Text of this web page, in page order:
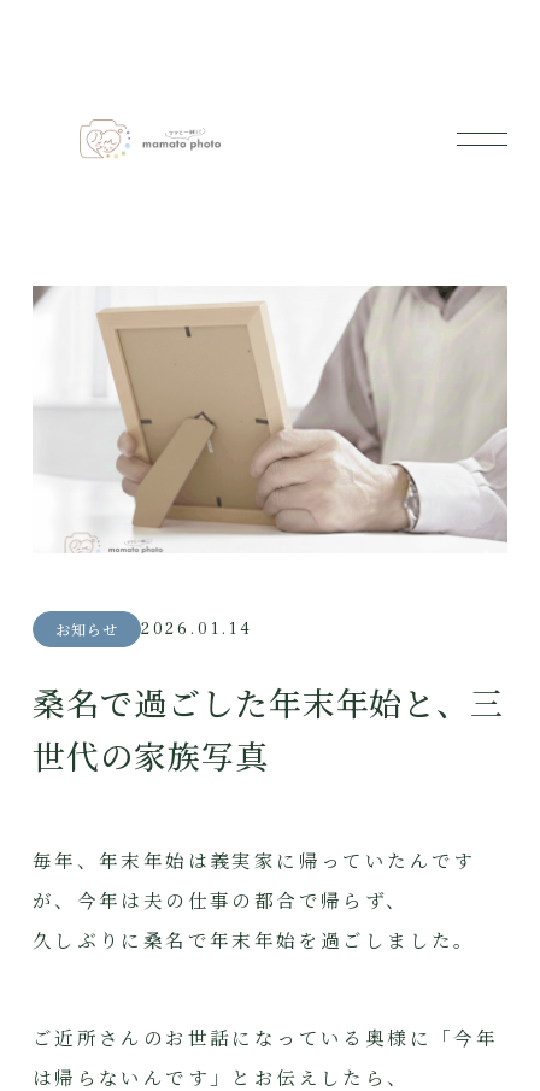
お知らせ 2026.01.14
桑名で過ごした年末年始と、三
世代の家族写真
毎年、年末年始は義実家に帰っていたんです
が、今年は夫の仕事の都合で帰らず、
久しぶりに桑名で年末年始を過ごしました。
ご近所さんのお世話になっている奥様に「今年
は帰らないんです」とお伝えしたら、